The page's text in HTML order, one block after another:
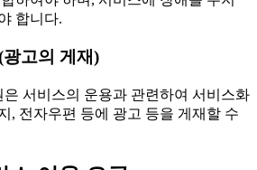
합니다.
고의 게재)
은 서비스의 운용과 관련하여 서비스화
, 전자우편 등에 광고 등을 게재할 수